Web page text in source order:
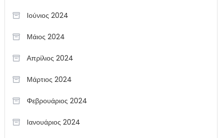
Ιούνιος 2024
Μάιος 2024
Απρίλιος 2024
Μάρτιος 2024
Φεβρουάριος 2024
Ιανουάριος 2024